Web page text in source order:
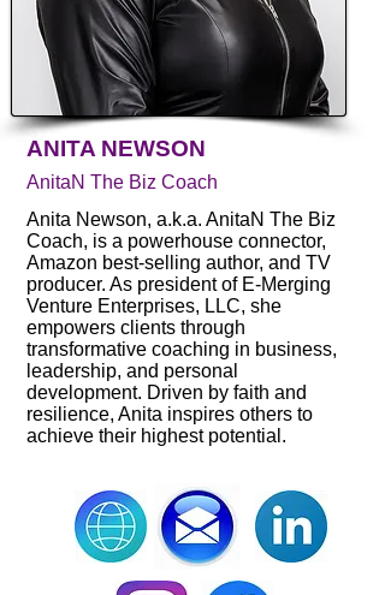
ANITA NEWSON
AnitaN The Biz Coach
Anita Newson, a.k.a. AnitaN The Biz
Coach, is a powerhouse connector,
Amazon best-selling author, and TV
producer. As president of E-Merging
Venture Enterprises, LLC, she
empowers clients through
transformative coaching in business,
leadership, and personal
development. Driven by faith and
resilience, Anita inspires others to
achieve their highest potential.